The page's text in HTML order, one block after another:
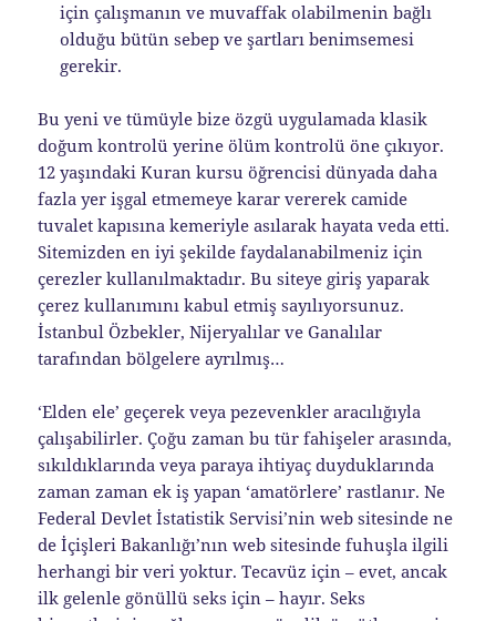
için çalışmanın ve muvaffak olabilmenin bağlı
olduğu bütün sebep ve şartları benimsemesi
gerekir.
Bu yeni ve tümüyle bize özgü uygulamada klasik
doğum kontrolü yerine ölüm kontrolü öne çıkıyor.
12 yaşındaki Kuran kursu öğrencisi dünyada daha
fazla yer işgal etmemeye karar vererek camide
tuvalet kapısına kemeriyle asılarak hayata veda etti.
Sitemizden en iyi şekilde faydalanabilmeniz için
çerezler kullanılmaktadır. Bu siteye giriş yaparak
çerez kullanımını kabul etmiş sayılıyorsunuz.
İstanbul Özbekler, Nijeryalılar ve Ganalılar
tarafından bölgelere ayrılmış…
‘Elden ele’ geçerek veya pezevenkler aracılığıyla
çalışabilirler. Çoğu zaman bu tür fahişeler arasında,
sıkıldıklarında veya paraya ihtiyaç duyduklarında
zaman zaman ek iş yapan ‘amatörlere’ rastlanır. Ne
Federal Devlet İstatistik Servisi’nin web sitesinde ne
de İçişleri Bakanlığı’nın web sitesinde fuhuşla ilgili
herhangi bir veri yoktur. Tecavüz için – evet, ancak
ilk gelenle gönüllü seks için – hayır. Seks